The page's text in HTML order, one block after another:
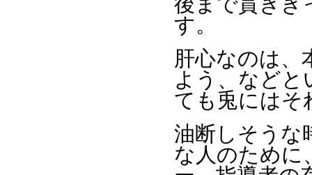
す。
肝心なのは、
よう、などと
ても兎にはそ
油断しそうな
な人のために